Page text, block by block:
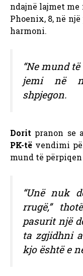
ndajnë lajmet me
Phoenix, 8, në
harmoni.
“Ne mund
jemi në
shpjegon.
Dorit pranon se
PK-të vendimi
mund të
“Unë nuk
rrugë,”
pasurit një
ta zgjidhni
kjo është e